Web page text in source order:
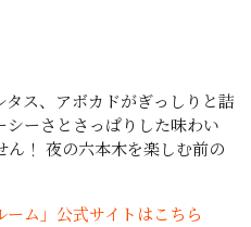
ス、アボカドがぎっしりと詰
ーさとさっぱりした味わい
ん！ 夜の六本木を楽しむ前の
ム」公式サイトはこちら